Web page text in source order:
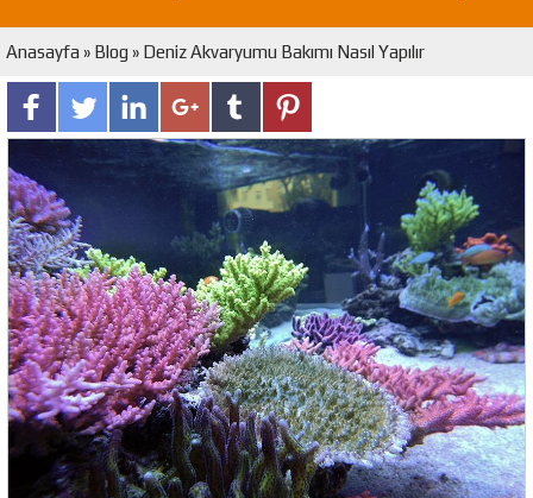
Anasayfa » Blog » Deniz Akvaryumu Bakımı Nasıl Yapılır